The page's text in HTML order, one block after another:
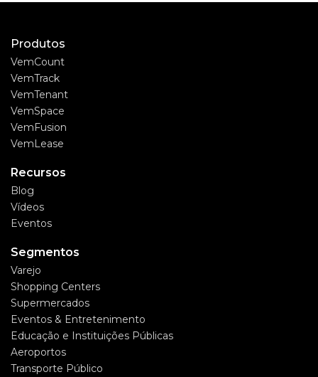
Produtos
VemCount
VemTrack
VemTenant
VemSpace
VemFusion
VemLease
Recursos
Blog
Vídeos
Eventos
Segmentos
Varejo
Shopping Centers
Supermercados
Eventos & Entretenimento
Educação e Instituições Públicas
Aeroportos
Transporte Público